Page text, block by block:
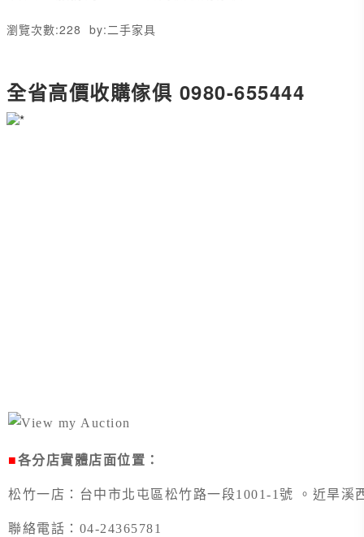
瀏覽次數:228 by: 二手家具
全省高價收購傢俱 0980-655444
■各分店實體店面位置：
松竹一店：台中市北屯區松竹路一段1001-1號 。近旱溪
聯絡電話：04-24365781